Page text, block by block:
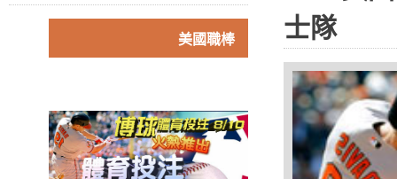
美國職棒
士隊